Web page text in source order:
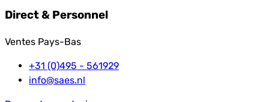
Direct & Personnel
Ventes Pays-Bas
+31 (0)495 - 561929
info@saes.nl